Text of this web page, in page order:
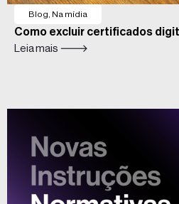
Blog Na mídia
Como excluir certificados
Leia mais 🡒